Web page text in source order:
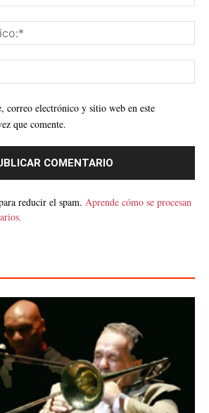
correo electrónico y sitio web en este
que comente.
reducir el spam. Aprende cómo se procesan